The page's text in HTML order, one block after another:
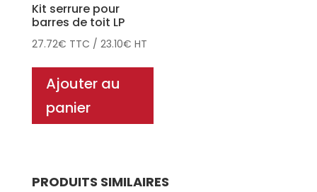
Kit serrure pour
barres de toit LP
27.72€ TTC / 23.10€ HT
Ajouter au
panier
PRODUITS SIMILAIRES